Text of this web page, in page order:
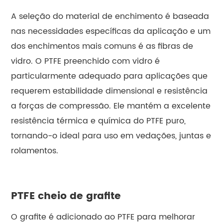
A seleção do material de enchimento é baseada
nas necessidades específicas da aplicação e um
dos enchimentos mais comuns é as fibras de
vidro. O PTFE preenchido com vidro é
particularmente adequado para aplicações que
requerem estabilidade dimensional e resistência
a forças de compressão. Ele mantém a excelente
resistência térmica e química do PTFE puro,
tornando-o ideal para uso em vedações, juntas e
rolamentos.
PTFE cheio de grafite
O grafite é adicionado ao PTFE para melhorar